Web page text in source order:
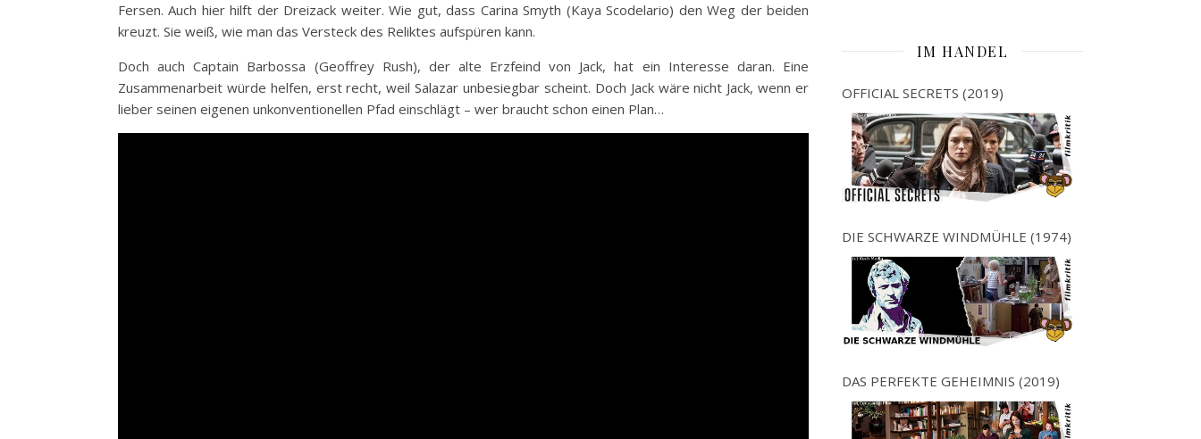
Fersen. Auch hier hilft der Dreizack weiter. Wie gut, dass Carina Smyth (Kaya Scodelario) den Weg der beiden
kreuzt. Sie weiß, wie man das Versteck des Reliktes aufspüren kann.
Doch auch Captain Barbossa (Geoffrey Rush), der alte Erzfeind von Jack, hat ein Interesse daran. Eine
Zusammenarbeit würde helfen, erst recht, weil Salazar unbesiegbar scheint. Doch Jack wäre nicht Jack, wenn er
lieber seinen eigenen unkonventionellen Pfad einschlägt – wer braucht schon einen Plan…
IM HANDEL
OFFICIAL SECRETS (2019)
DIE SCHWARZE WINDMÜHLE (1974)
DAS PERFEKTE GEHEIMNIS (2019)